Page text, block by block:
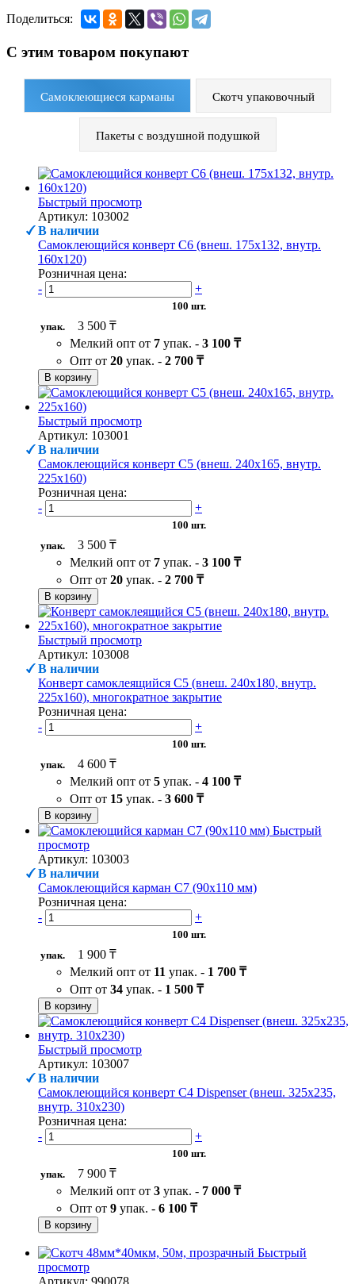
Поделиться:
С этим товаром покупают
Самоклеющиеся карманы Скотч упаковочный
Пакеты с воздушной подушкой
Быстрый просмотр
Артикул: 103002
В наличии
Самоклеющийся конверт С6 (внеш. 175х132, внутр.
160х120)
Розничная цена:
-
+
100 шт.
упак.
3 500 ₸
Мелкий опт от 7 упак. - 3 100 ₸
Опт от 20 упак. - 2 700 ₸
В корзину
Быстрый просмотр
Артикул: 103001
В наличии
Самоклеющийся конверт С5 (внеш. 240х165, внутр.
225х160)
Розничная цена:
-
+
100 шт.
упак.
3 500 ₸
Мелкий опт от 7 упак. - 3 100 ₸
Опт от 20 упак. - 2 700 ₸
В корзину
Быстрый просмотр
Артикул: 103008
В наличии
Конверт самоклеящийся С5 (внеш. 240х180, внутр.
225х160), многократное закрытие
Розничная цена:
-
+
100 шт.
упак.
4 600 ₸
Мелкий опт от 5 упак. - 4 100 ₸
Опт от 15 упак. - 3 600 ₸
В корзину
Быстрый
просмотр
Артикул: 103003
В наличии
Самоклеющийся карман C7 (90х110 мм)
Розничная цена:
-
+
100 шт.
упак.
1 900 ₸
Мелкий опт от 11 упак. - 1 700 ₸
Опт от 34 упак. - 1 500 ₸
В корзину
Быстрый просмотр
Артикул: 103007
В наличии
Самоклеющийся конверт С4 Dispenser (внеш. 325х235,
внутр. 310х230)
Розничная цена:
-
+
100 шт.
упак.
7 900 ₸
Мелкий опт от 3 упак. - 7 000 ₸
Опт от 9 упак. - 6 100 ₸
В корзину
Быстрый
просмотр
Артикул: 990078